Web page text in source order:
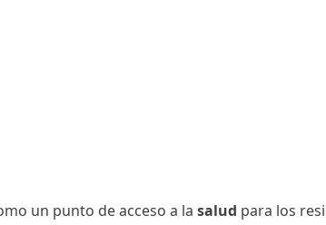
un punto de acceso a la salud para los